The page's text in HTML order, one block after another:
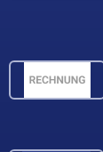
CAD-